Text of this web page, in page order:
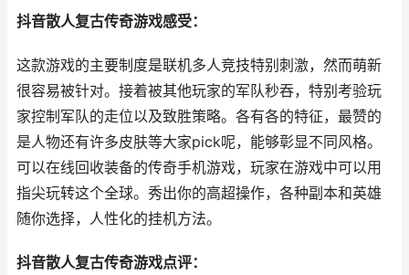
抖音散人复古传奇游戏感受：
这款游戏的主要制度是联机多人竞技特别刺激，然而萌新
很容易被针对。接着被其他玩家的军队秒吞，特别考验玩
家控制军队的走位以及致胜策略。各有各的特征，最赞的
是人物还有许多皮肤等大家pick呢，能够彰显不同风格。
可以在线回收装备的传奇手机游戏，玩家在游戏中可以用
指尖玩转这个全球。秀出你的高超操作，各种副本和英雄
随你选择，人性化的挂机方法。
抖音散人复古传奇游戏点评：